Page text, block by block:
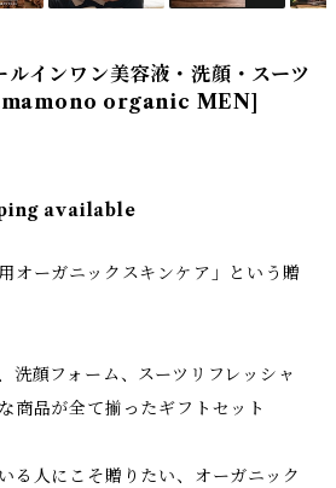
インワン美容液・洗顔・スーツ
organic MEN]
available
オーガニックスキンケア」という贈
洗顔フォーム、スーツリフレッシャ
商品が全て揃ったギフトセット
る人にこそ贈りたい、オーガニック